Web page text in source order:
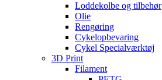
Loddekolbe og tilbehør
Olie
Rengøring
Cykelopbevaring
Cykel Specialværktøj
3D Print
Filament